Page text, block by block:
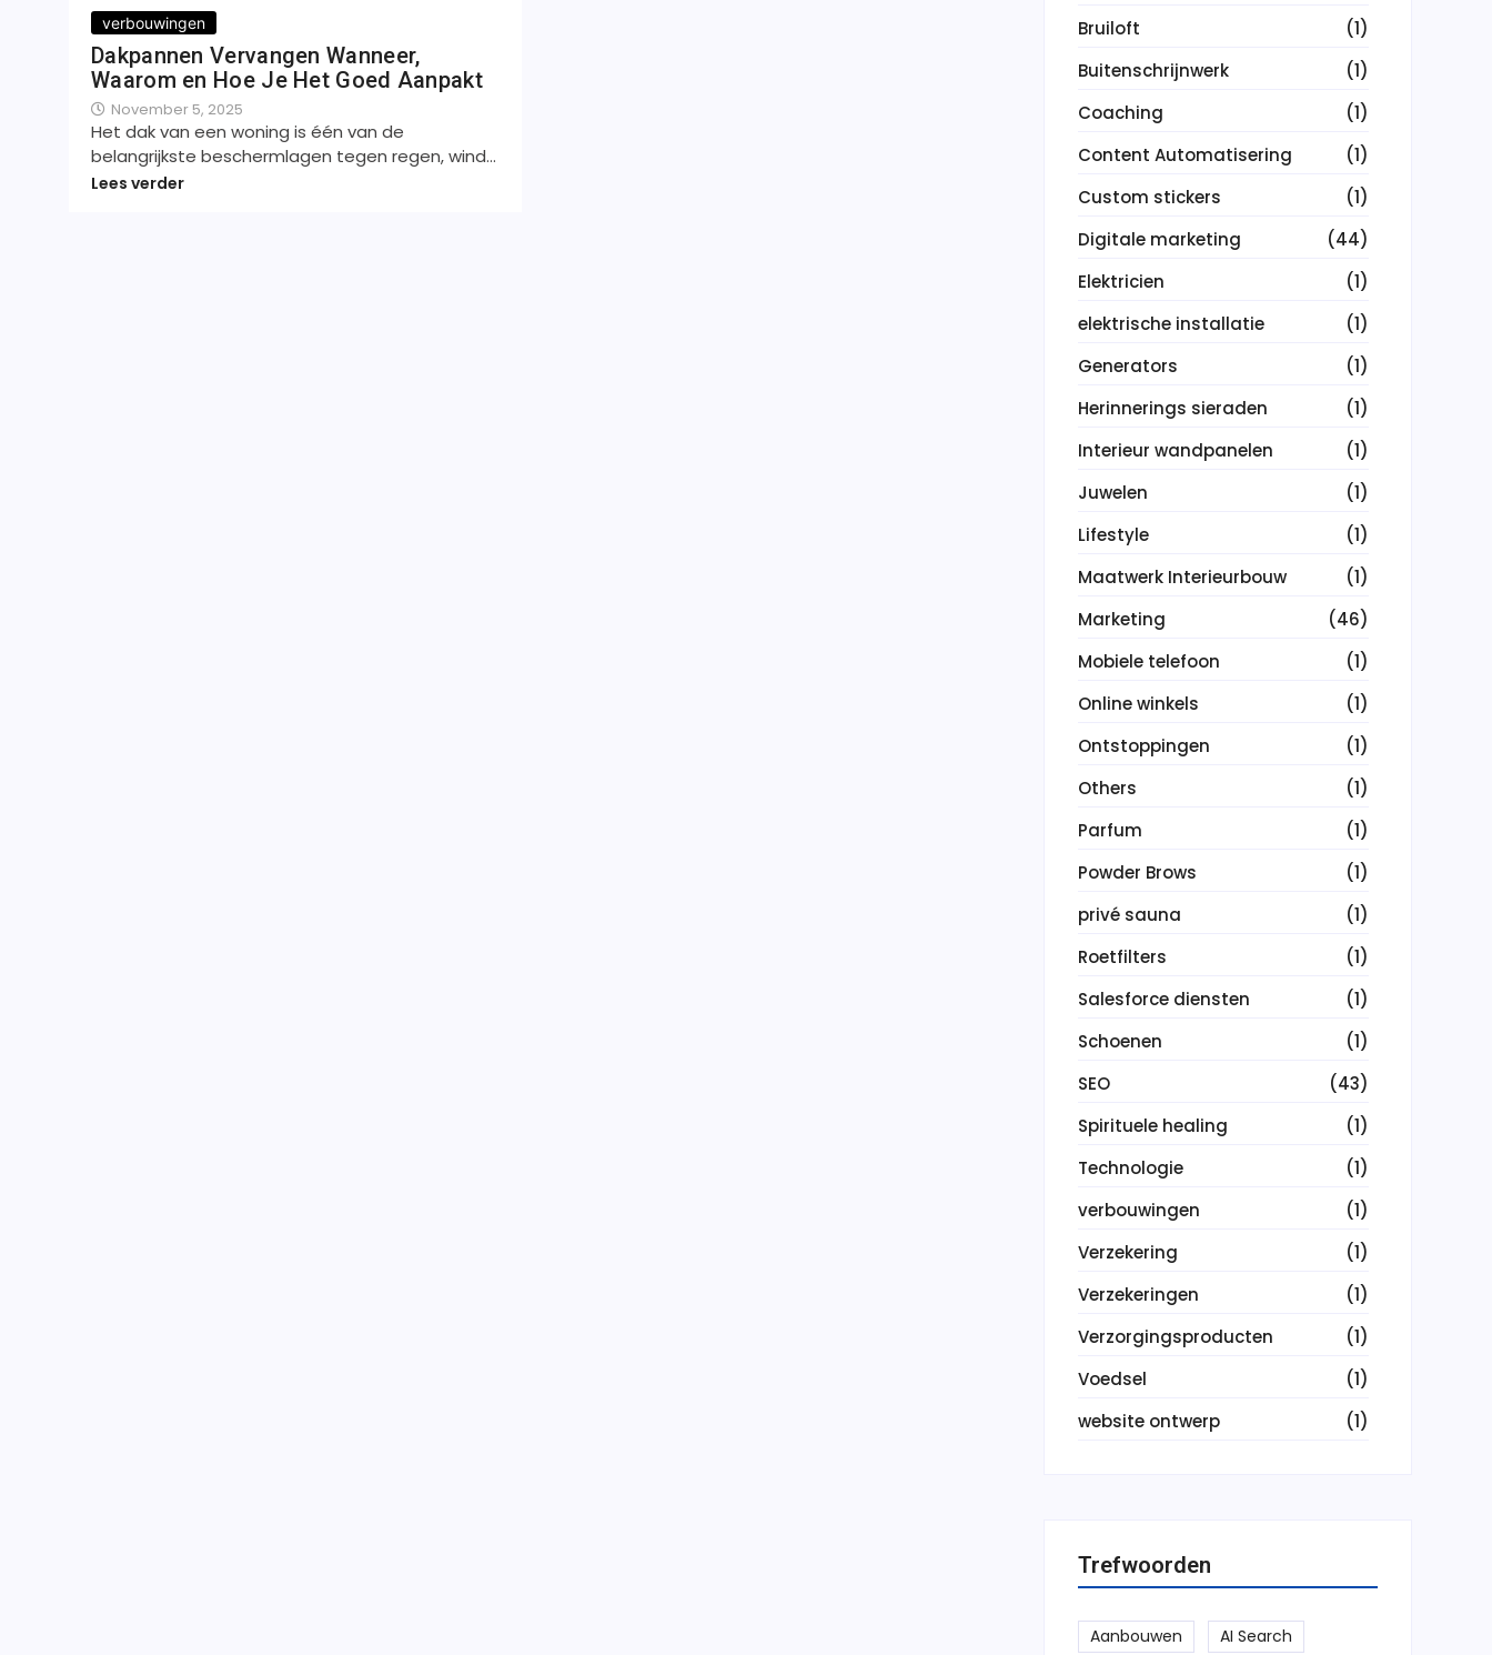
verbouwingen
Dakpannen Vervangen Wanneer,
Waarom en Hoe Je Het Goed Aanpakt
November 5, 2025
Het dak van een woning is één van de
belangrijkste beschermlagen tegen regen, wind…
Lees verder
Bruiloft
(1)
Buitenschrijnwerk
(1)
Coaching
(1)
Content Automatisering
(1)
Custom stickers
(1)
Digitale marketing
(44)
Elektricien
(1)
elektrische installatie
(1)
Generators
(1)
Herinnerings sieraden
(1)
Interieur wandpanelen
(1)
Juwelen
(1)
Lifestyle
(1)
Maatwerk Interieurbouw
(1)
Marketing
(46)
Mobiele telefoon
(1)
Online winkels
(1)
Ontstoppingen
(1)
Others
(1)
Parfum
(1)
Powder Brows
(1)
privé sauna
(1)
Roetfilters
(1)
Salesforce diensten
(1)
Schoenen
(1)
SEO
(43)
Spirituele healing
(1)
Technologie
(1)
verbouwingen
(1)
Verzekering
(1)
Verzekeringen
(1)
Verzorgingsproducten
(1)
Voedsel
(1)
website ontwerp
(1)
Trefwoorden
Aanbouwen
AI Search